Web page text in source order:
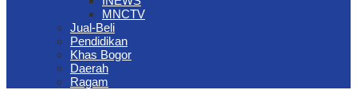
MNCTV
Jual-Beli
Pendidikan
Khas Bogor
Daerah
Ragam